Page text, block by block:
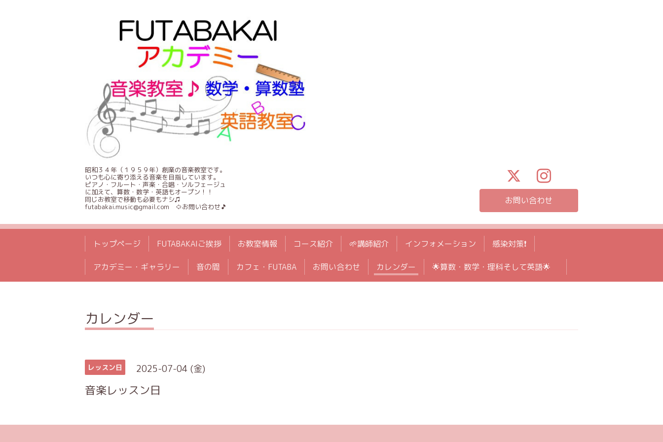
昭和３４年（１９５９年）創業の音楽教室です。
いつも心に寄り添える音楽を目指しています。
ピアノ・フルート・声楽・合唱・ソルフェージュ
に加えて、算数・数学・英語もオープン！！
同じお教室で移動も必要もナシ♫
futabakai.music@gmail.com ⇦お問い合わせ🎵
お問い合わせ
トップページ FUTABAKAIご挨拶 お教室情報 コース紹介 🌱講師紹介 インフォメーション 感染対策❗️
アカデミー・ギャラリー 音の間 カフェ・FUTABA お問い合わせ カレンダー 🌟算数・数学・理科そして英語🌟
カレンダー
レッスン日 2025-07-04 (金)
音楽レッスン日